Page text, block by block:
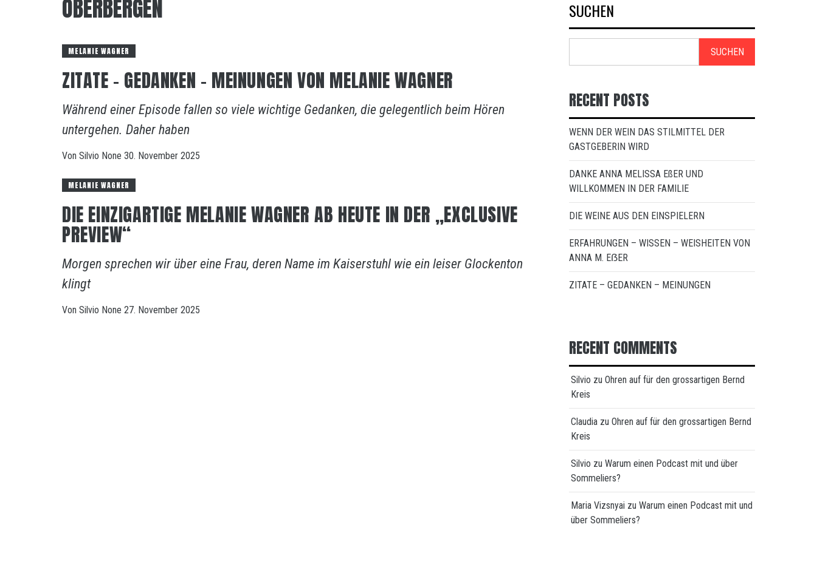
OBERBERGEN
MELANIE WAGNER
ZITATE – GEDANKEN – MEINUNGEN VON MELANIE WAGNER
Während einer Episode fallen so viele wichtige Gedanken, die gelegentlich beim Hören
untergehen. Daher haben
Von Silvio None 30. November 2025
MELANIE WAGNER
DIE EINZIGARTIGE MELANIE WAGNER AB HEUTE IN DER „EXCLUSIVE
PREVIEW“
Morgen sprechen wir über eine Frau, deren Name im Kaiserstuhl wie ein leiser Glockenton
klingt
Von Silvio None 27. November 2025
SUCHEN
SUCHEN
RECENT POSTS
WENN DER WEIN DAS STILMITTEL DER
GASTGEBERIN WIRD
DANKE ANNA MELISSA EßER UND
WILLKOMMEN IN DER FAMILIE
DIE WEINE AUS DEN EINSPIELERN
ERFAHRUNGEN – WISSEN – WEISHEITEN VON
ANNA M. EẞER
ZITATE – GEDANKEN – MEINUNGEN
RECENT COMMENTS
Silvio zu Ohren auf für den grossartigen Bernd
Kreis
Claudia zu Ohren auf für den grossartigen Bernd
Kreis
Silvio zu Warum einen Podcast mit und über
Sommeliers?
Maria Vizsnyai zu Warum einen Podcast mit und
über Sommeliers?